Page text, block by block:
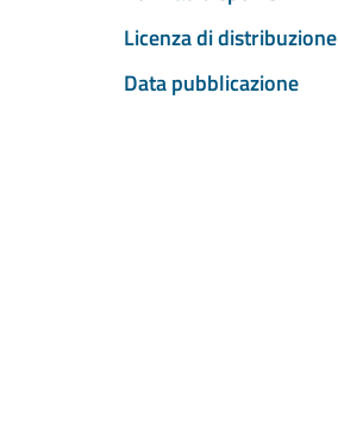
Licenza di distribuzione
Data pubblicazione